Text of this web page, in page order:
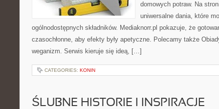
domowych potraw. Na
uniwersalne dania, które
ogólnodostępnych składników. Mediaknorr.pl pokazuje, że
czasochłonne, aby efekty były apetyczne. Polecamy także
weganizm. Serwis kieruje się ideą, […]
CATEGORIES: KONIN
ŚLUBNE HISTORIE I INSPIRACJE